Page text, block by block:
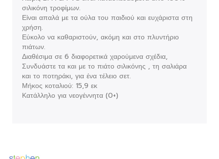
σιλικόνη τροφίμων.
Είναι απαλά με τα ούλα του παιδιού και ευχάριστα στη
χρήση.
Εύκολο να καθαριστούν, ακόμη και στο πλυντήριο
πιάτων.
Διαθέσιμα σε 6 διαφορετικά χαρούμενα σχέδια,
Συνδυάστε τα και με το πιάτο σιλικόνης , τη σαλιάρα
και το ποτηράκι, για ένα τέλειο σετ.
Μήκος κοταλιού: 15,9 εκ
Κατάλληλο για νεογέννητα (0+)